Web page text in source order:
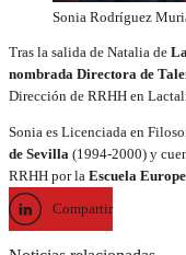
Sonia Rodríguez
Tras la salida de Natalia de
nombrada Directora de
Dirección de RRHH en
Sonia es Licenciada en
de Sevilla (1994-2000) y
RRHH por la Escuela
Compartir